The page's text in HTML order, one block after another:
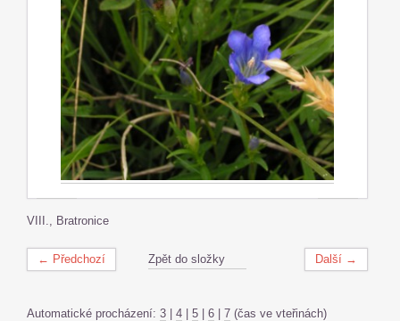
VIII., Bratronice
← Předchozí Další →
Zpět do složky
Automatické procházení: 3 4 5 6 7 (čas ve vteřinách)